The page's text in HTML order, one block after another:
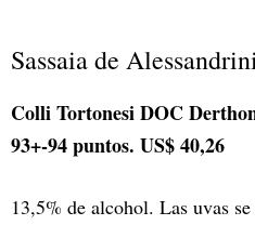
Sassaia de
Colli Tortonesi DOC
93+-94 puntos. US$ 40,26
13,5% de alcohol. Las uvas